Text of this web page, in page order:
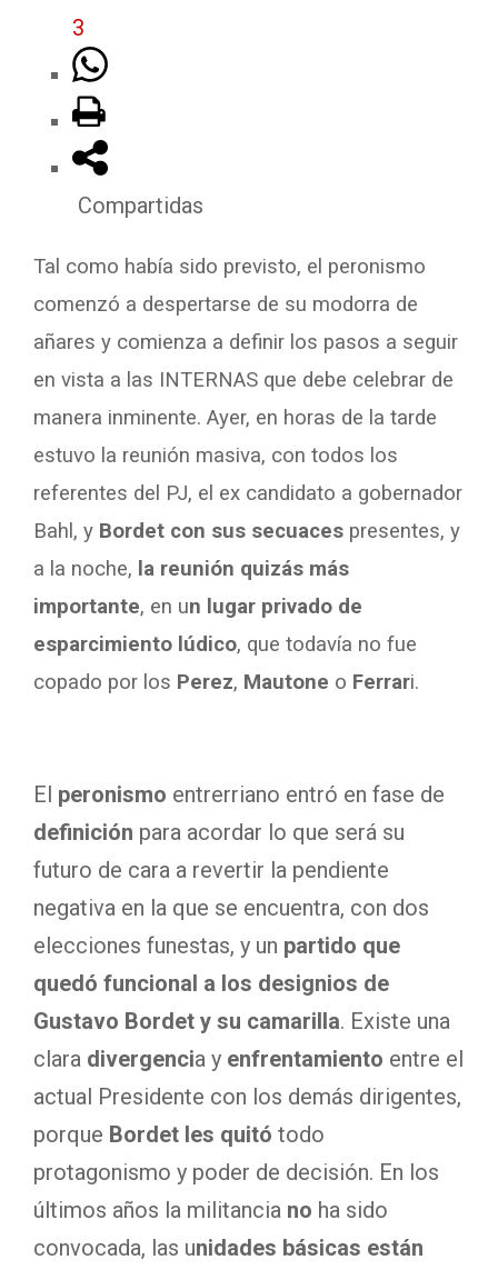
3
Compartidas
Tal como había sido previsto, el peronismo
comenzó a despertarse de su modorra de
añares y comienza a definir los pasos a seguir
en vista a las INTERNAS que debe celebrar de
manera inminente. Ayer, en horas de la tarde
estuvo la reunión masiva, con todos los
referentes del PJ, el ex candidato a gobernador
Bahl, y Bordet con sus secuaces presentes, y
a la noche, la reunión quizás más
importante, en un lugar privado de
esparcimiento lúdico, que todavía no fue
copado por los Perez, Mautone o Ferrari.
El peronismo entrerriano entró en fase de
definición para acordar lo que será su
futuro de cara a revertir la pendiente
negativa en la que se encuentra, con dos
elecciones funestas, y un partido que
quedó funcional a los designios de
Gustavo Bordet y su camarilla. Existe una
clara divergencia y enfrentamiento entre el
actual Presidente con los demás dirigentes,
porque Bordet les quitó todo
protagonismo y poder de decisión. En los
últimos años la militancia no ha sido
convocada, las unidades básicas están